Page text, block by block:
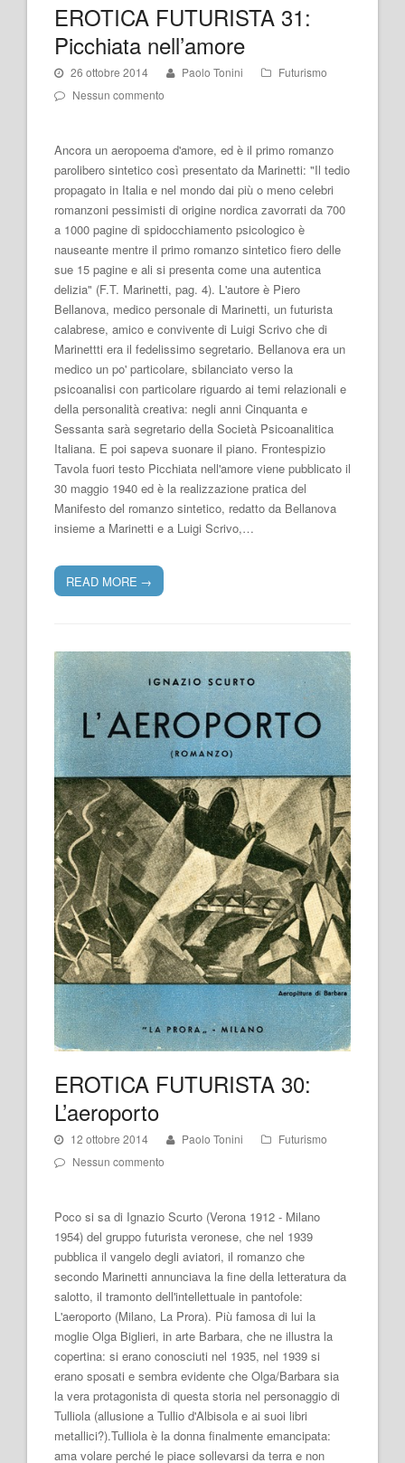
EROTICA FUTURISTA 31:
Picchiata nell’amore
26 ottobre 2014 Paolo Tonini
Futurismo
Nessun commento
Ancora un aeropoema d'amore, ed è il primo romanzo
parolibero sintetico così presentato da Marinetti: "Il tedio
propagato in Italia e nel mondo dai più o meno celebri
romanzoni pessimisti di origine nordica zavorrati da 700
a 1000 pagine di spidocchiamento psicologico è
nauseante mentre il primo romanzo sintetico fiero delle
sue 15 pagine e ali si presenta come una autentica
delizia" (F.T. Marinetti, pag. 4). L'autore è Piero
Bellanova, medico personale di Marinetti, un futurista
calabrese, amico e convivente di Luigi Scrivo che di
Marinettti era il fedelissimo segretario. Bellanova era un
medico un po' particolare, sbilanciato verso la
psicoanalisi con particolare riguardo ai temi relazionali e
della personalità creativa: negli anni Cinquanta e
Sessanta sarà segretario della Società Psicoanalitica
Italiana. E poi sapeva suonare il piano. Frontespizio
Tavola fuori testo Picchiata nell'amore viene pubblicato il
30 maggio 1940 ed è la realizzazione pratica del
Manifesto del romanzo sintetico, redatto da Bellanova
insieme a Marinetti e a Luigi Scrivo,…
READ MORE →
EROTICA FUTURISTA 30:
L’aeroporto
12 ottobre 2014 Paolo Tonini
Futurismo
Nessun commento
Poco si sa di Ignazio Scurto (Verona 1912 - Milano
1954) del gruppo futurista veronese, che nel 1939
pubblica il vangelo degli aviatori, il romanzo che
secondo Marinetti annunciava la fine della letteratura da
salotto, il tramonto dell'intellettuale in pantofole:
L'aeroporto (Milano, La Prora). Più famosa di lui la
moglie Olga Biglieri, in arte Barbara, che ne illustra la
copertina: si erano conosciuti nel 1935, nel 1939 si
erano sposati e sembra evidente che Olga/Barbara sia
la vera protagonista di questa storia nel personaggio di
Tulliola (allusione a Tullio d'Albisola e ai suoi libri
metallici?).Tulliola è la donna finalmente emancipata:
ama volare perché le piace sollevarsi da terra e non